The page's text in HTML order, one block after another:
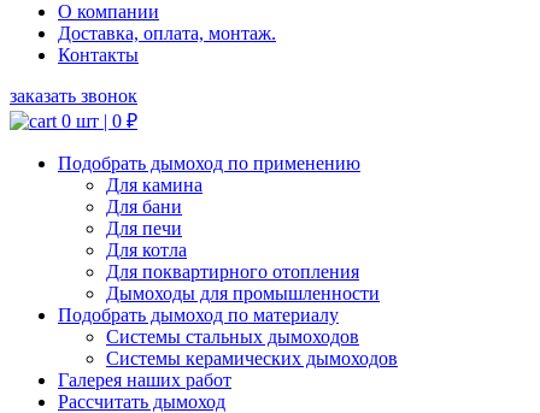
О компании
Доставка, оплата, монтаж.
Контакты
заказать звонок
0 шт | 0 ₽
Подобрать дымоход по применению
Для камина
Для бани
Для печи
Для котла
Для поквартирного отопления
Дымоходы для промышленности
Подобрать дымоход по материалу
Системы стальных дымоходов
Системы керамических дымоходов
Галерея наших работ
Рассчитать дымоход